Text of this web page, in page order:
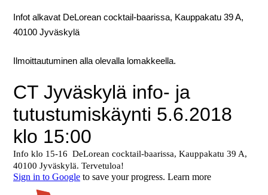
Infot alkavat DeLorean cocktail-baarissa, Kauppakatu 39 A,
40100 Jyväskylä
Ilmoittautuminen alla olevalla lomakkeella.